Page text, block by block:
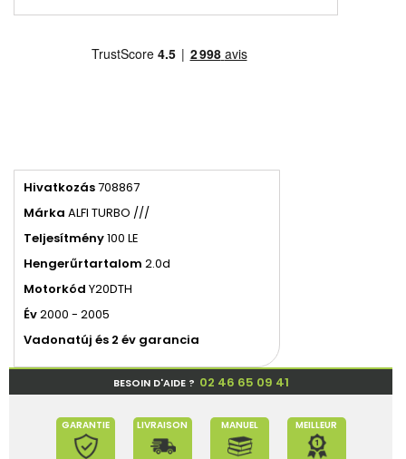
Hivatkozás708867
Márka ALFI TURBO ///
Teljesítmény100 LE
Hengerűrtartalom 2.0d
Motorkód Y20DTH
Év2000 - 2005
Vadonatúj és 2 év garancia
BESOIN D'AIDE ? 02 46 65 09 41
GARANTIE LIVRAISON MANUEL MEILLEUR